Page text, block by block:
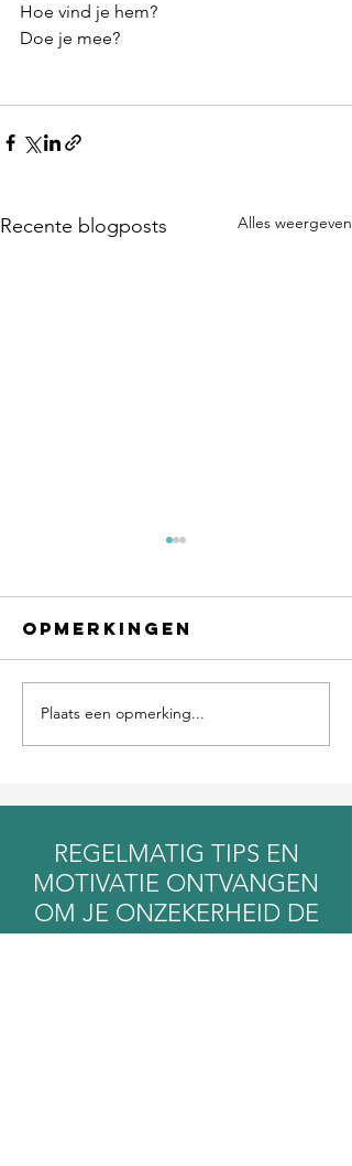
Hoe vind je hem?
Doe je mee?
Recente blogposts Alles weergeven
schuldgevoel
Opmerkingen
Plaats een opmerking...
REGELMATIG TIPS EN
MOTIVATIE ONTVANGEN
OM JE ONZEKERHEID DE
BAAS TE WORDEN?